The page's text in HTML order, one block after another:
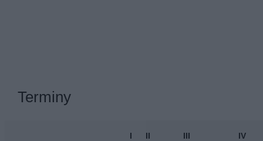
Terminy
I II III
IV